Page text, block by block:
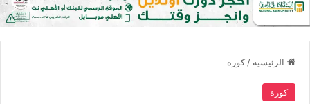
الرئيسية / كورة
كورة